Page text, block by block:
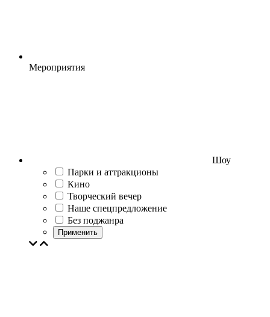
Мероприятия
Шоу
Парки и аттракционы
Кино
Творческий вечер
Наше спецпредложение
Без поджанра
Применить